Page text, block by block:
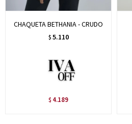
CHAQUETA BETHANIA - CRUDO
$ 5.110
$ 4.189